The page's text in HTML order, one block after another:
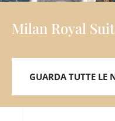
Milan Royal
GUARDA TUTTE LE